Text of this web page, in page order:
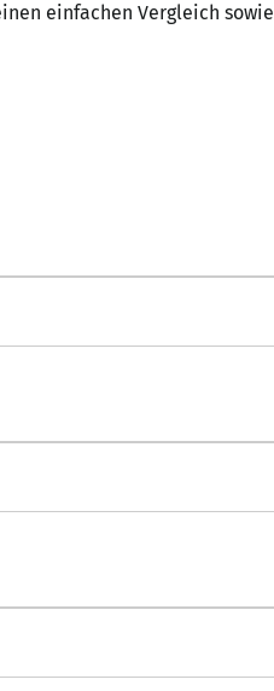
einfachen Vergleich sowie